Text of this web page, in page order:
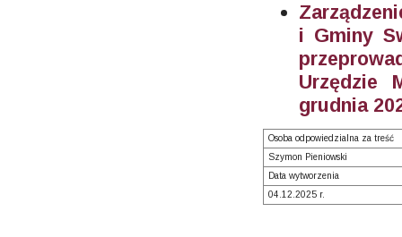
i Gminy
Urzędzie
grudnia
Osoba odpowiedzialna za treść
Szymon Pieniowski
Data wytworzenia
04.12.2025 r.